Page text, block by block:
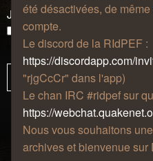
été désactivées, de
compte.
Le discord de la RIdPEF :
https://discordapp.com/
"rjgCcCr" dans l'app)
Le chan IRC #ridpef sur
https://
Nous vous souhaitons
archives et bienvenue sur
J’ai oublié mon mot de passe
Se souvenir de moi
Masquer ma présence lors de